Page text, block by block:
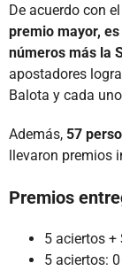
De acuerdo con
premio mayor,
números más la
apostadores
Balota y cada
Además, 57
llevaron premios
Premios
5 aciertos +
5 aciertos: